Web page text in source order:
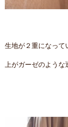
生地が２重になって
上がガーゼのよう